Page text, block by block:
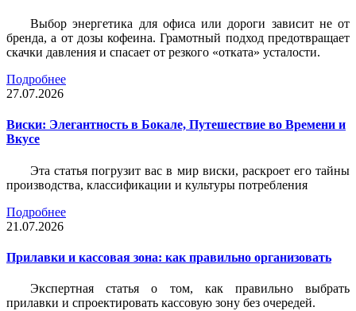
Выбор энергетика для офиса или дороги зависит не от
бренда, а от дозы кофеина. Грамотный подход предотвращает
скачки давления и спасает от резкого «отката» усталости.
Подробнее
27.07.2026
Виски: Элегантность в Бокале, Путешествие во Времени и
Вкусе
Эта статья погрузит вас в мир виски, раскроет его тайны
производства, классификации и культуры потребления
Подробнее
21.07.2026
Прилавки и кассовая зона: как правильно организовать
Экспертная статья о том, как правильно выбрать
прилавки и спроектировать кассовую зону без очередей.